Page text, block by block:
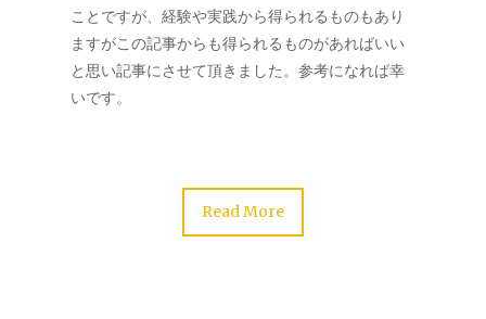
ことですが、経験や実践から得られるものもあり
ますがこの記事からも得られるものがあればいい
と思い記事にさせて頂きました。参考になれば幸
いです。
Read More